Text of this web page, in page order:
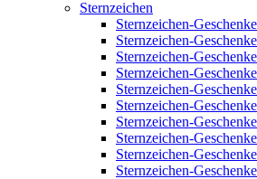
Sternzeichen
Sternzeichen-
Sternzeichen-
Sternzeichen-
Sternzeichen-
Sternzeichen-
Sternzeichen-
Sternzeichen-
Sternzeichen-
Sternzeichen-
Sternzeichen-